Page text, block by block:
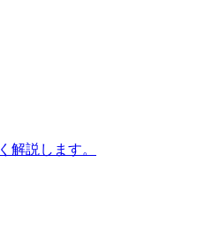
解説します。